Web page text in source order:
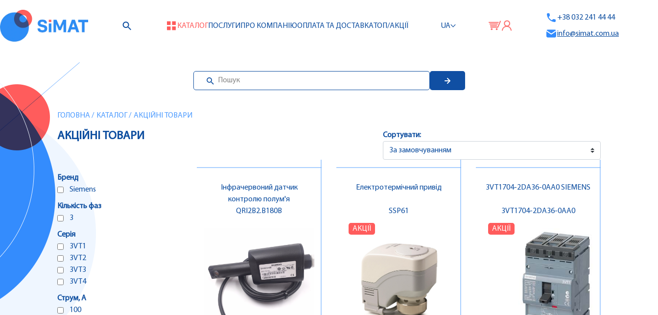
КАТАЛОГПОСЛУГИ ПРО КОМПАНІЮОПЛАТА ТА ДОСТАВКАТОП/АКЦІЇ UA
+38 032 241 44 44
info@simat.com.ua
ГОЛОВНА/ КАТАЛОГ / АКЦІЙНІ ТОВАРИ
АКЦІЙНІ ТОВАРИ Сортувати:
Бренд
Siemens
Кількість фаз
3
Серія
3VT1
3VT2
3VT3
3VT4
Струм, А
100
Інфрачервоний датчик
контролю полум'я
QRI2B2.B180B
Електротермічний привід
SSP61
АКЦІЇ
3VT1704-2DA36-0AA0 SIEMENS
3VT1704-2DA36-0AA0
АКЦІЇ